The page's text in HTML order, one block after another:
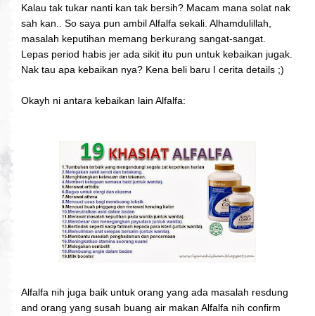
Kalau tak tukar nanti kan tak bersih? Macam mana solat nak
sah kan.. So saya pun ambil Alfalfa sekali. Alhamdulillah,
masalah keputihan memang berkurang sangat-sangat.
Lepas period habis jer ada sikit itu pun untuk kebaikan jugak.
Nak tau apa kebaikan nya? Kena beli baru I cerita details ;)
Okayh ni antara kebaikan lain Alfalfa:
Alfalfa nih juga baik untuk orang yang ada masalah resdung
and orang yang susah buang air makan Alfalfa nih confirm